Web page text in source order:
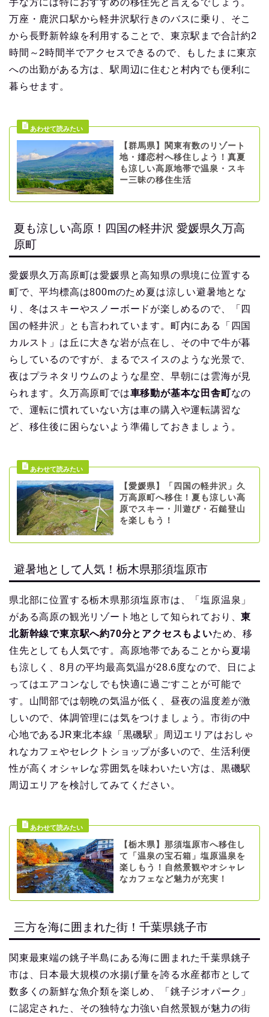
万座・鹿沢口駅から軽井沢駅行きのバスに乗り、そこ
から長野新幹線を利用することで、東京駅まで合計約2
時間～2時間半でアクセスできるので、もしたまに東京
への出勤がある方は、駅周辺に住むと村内でも便利に
暮らせます。
【群馬県】関東有数のリゾート
地・嬬恋村へ移住しよう！真夏
も涼しい高原地帯で温泉・スキ
ー三昧の移住生活
夏も涼しい高原！四国の軽井沢 愛媛県久万高
原町
愛媛県久万高原町は愛媛県と高知県の県境に位置する
町で、平均標高は800mのため夏は涼しい避暑地とな
り、冬はスキーやスノーボードが楽しめるので、「四
国の軽井沢」とも言われています。町内にある「四国
カルスト」は丘に大きな岩が点在し、その中で牛が暮
らしているのですが、まるでスイスのような光景で、
夜はプラネタリウムのような星空、早朝には雲海が見
られます。久万高原町では車移動が基本な田舎町なの
で、運転に慣れていない方は車の購入や運転講習な
ど、移住後に困らないよう準備しておきましょう。
【愛媛県】「四国の軽井沢」久
万高原町へ移住！夏も涼しい高
原でスキー・川遊び・石鎚登山
を楽しもう！
避暑地として人気！栃木県那須塩原市
県北部に位置する栃木県那須塩原市は、「塩原温泉」
がある高原の観光リゾート地として知られており、東
北新幹線で東京駅へ約70分とアクセスもよいため、移
住先としても人気です。高原地帯であることから夏場
も涼しく、8月の平均最高気温が28.6度なので、日によ
ってはエアコンなしでも快適に過ごすことが可能で
す。山間部では朝晩の気温が低く、昼夜の温度差が激
しいので、体調管理には気をつけましょう。市街の中
心地であるJR東北本線「黒磯駅」周辺エリアはおしゃ
れなカフェやセレクトショップが多いので、生活利便
性が高くオシャレな雰囲気を味わいたい方は、黒磯駅
周辺エリアを検討してみてください。
【栃木県】那須塩原市へ移住し
て「温泉の宝石箱」塩原温泉を
楽しもう！自然景観やオシャレ
なカフェなど魅力が充実！
三方を海に囲まれた街！千葉県銚子市
関東最東端の銚子半島にある海に囲まれた千葉県銚子
市は、日本最大規模の水揚げ量を誇る水産都市として
数多くの新鮮な魚介類を楽しめ、「銚子ジオパーク」
に認定された、その独特な力強い自然景観が魅力の街